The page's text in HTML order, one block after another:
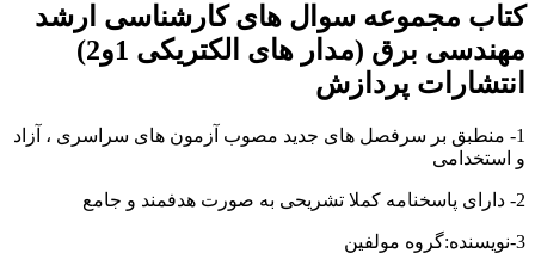
کتاب مجموعه سوال های کارشناسی ارشد
مهندسی برق (مدار های الکتریکی 1و2)
انتشارات پردازش
1- منطبق بر سرفصل های جدید مصوب آزمون های سراسری ، آزاد
و استخدامی
2- دارای پاسخنامه کملا تشریحی به صورت هدفمند و جامع
3-نویسنده:گروه مولفین